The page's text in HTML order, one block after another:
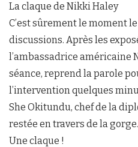
La claque de Nikki Haley
C’est sûrement le moment
discussions. Après les
l’ambassadrice américaine
séance, reprend la parole
l’intervention quelques
She Okitundu, chef de la
restée en travers de la
Une claque !